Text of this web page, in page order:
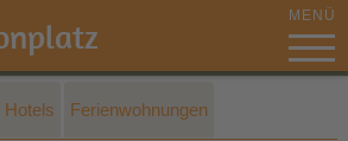
MENÜ
Hotels Ferienwohnungen